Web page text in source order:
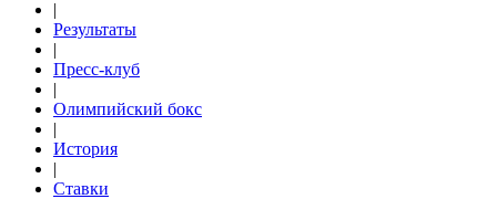
|
Результаты
|
Пресс-клуб
|
Олимпийский бокс
|
История
|
Ставки